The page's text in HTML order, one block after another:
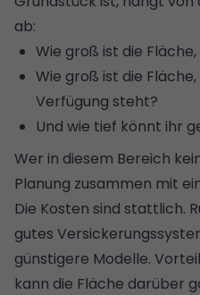
ab:
Wie groß ist die
Wie groß ist die
Verfügung steht?
Und wie tief könnt ihr
Wer in diesem Bereich
Planung zusammen mit
Die Kosten sind stattlich.
gutes
günstigere Modelle.
kann die Fläche darüber